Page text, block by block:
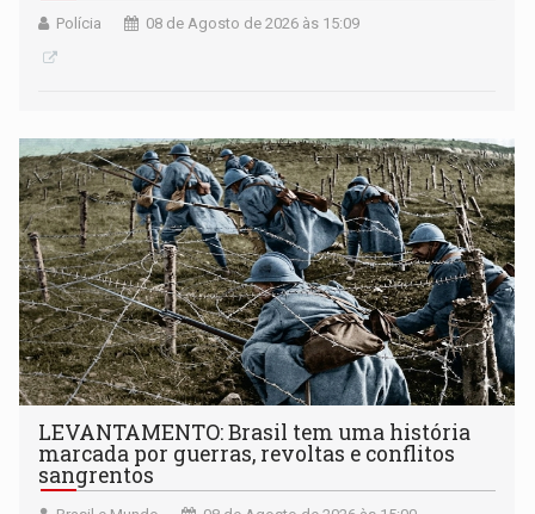
Polícia 08 de Agosto de 2026 às 15:09
LEVANTAMENTO: Brasil tem uma história
marcada por guerras, revoltas e conflitos
sangrentos